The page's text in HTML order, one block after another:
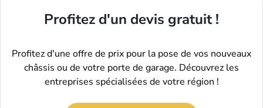
Profitez d'un devis gratuit !
Profitez d'une offre de prix pour la pose de vos nouveaux
châssis ou de votre porte de garage. Découvrez les
entreprises spécialisées de votre région !